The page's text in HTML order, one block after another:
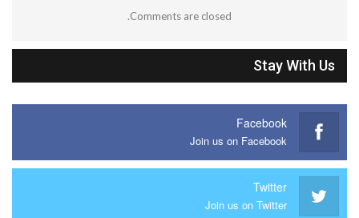
Comments are closed.
Stay With Us
Facebook
Join us on Facebook
Twitter
Join us on Twitter